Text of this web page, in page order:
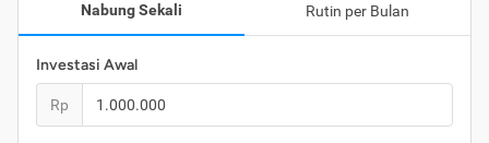
Nabung Sekali Rutin per Bulan
Investasi Awal
Rp